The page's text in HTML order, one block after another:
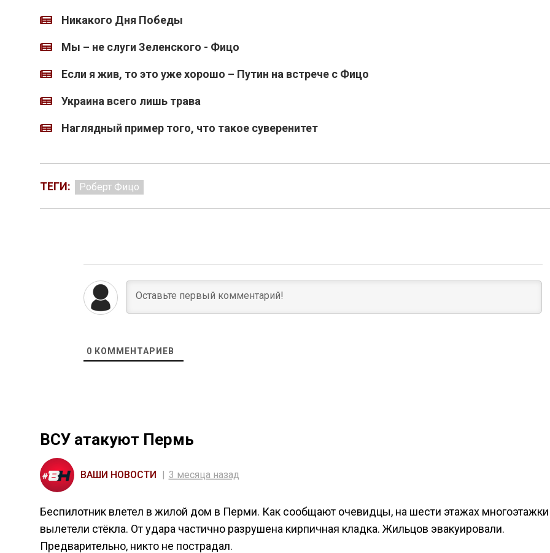
Никакого Дня Победы
Мы – не слуги Зеленского - Фицо
Если я жив, то это уже хорошо – Путин на встрече с Фицо
Украина всего лишь трава
Наглядный пример того, что такое суверенитет
ТЕГИ: Роберт Фицо
0 КОММЕНТАРИЕВ
ВСУ атакуют Пермь
ВАШИ НОВОСТИ 3 месяца назад
Беспилотник влетел в жилой дом в Перми. Как сообщают очевидцы, на шести этажах многоэтажки
вылетели стёкла. От удара частично разрушена кирпичная кладка. Жильцов эвакуировали.
Предварительно, никто не пострадал.